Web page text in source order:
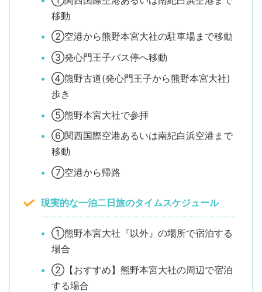
移動
②空港から熊野本宮大社の駐車場まで移動
③発心門王子バス停へ移動
④熊野古道(発心門王子から熊野本宮大社)
歩き
⑤熊野本宮大社で参拝
⑥関西国際空港あるいは南紀白浜空港まで
移動
⑦空港から帰路
現実的な一泊二日旅のタイムスケジュール
①熊野本宮大社『以外』の場所で宿泊する
場合
②【おすすめ】熊野本宮大社の周辺で宿泊
する場合